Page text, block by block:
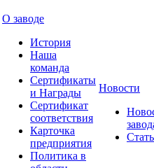
О заводе
История
Наша
команда
Сертификаты
и Награды
Сертификат
соответствия
Карточка
предприятия
Политика в
Новости